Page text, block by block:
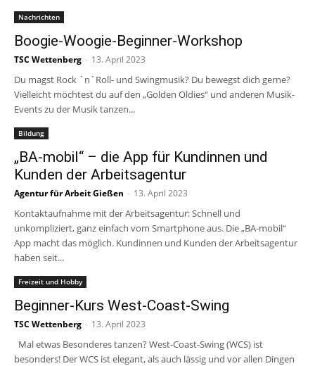
Nachrichten
Boogie-Woogie-Beginner-Workshop
TSC Wettenberg - 13. April 2023
Du magst Rock ´n´Roll- und Swingmusik? Du bewegst dich gerne?
Vielleicht möchtest du auf den „Golden Oldies“ und anderen Musik-
Events zu der Musik tanzen...
Bildung
„BA-mobil“ – die App für Kundinnen und
Kunden der Arbeitsagentur
Agentur für Arbeit Gießen - 13. April 2023
Kontaktaufnahme mit der Arbeitsagentur: Schnell und
unkompliziert, ganz einfach vom Smartphone aus. Die „BA-mobil“
App macht das möglich. Kundinnen und Kunden der Arbeitsagentur
haben seit...
Freizeit und Hobby
Beginner-Kurs West-Coast-Swing
TSC Wettenberg - 13. April 2023
Mal etwas Besonderes tanzen? West-Coast-Swing (WCS) ist
besonders! Der WCS ist elegant, als auch lässig und vor allen Dingen